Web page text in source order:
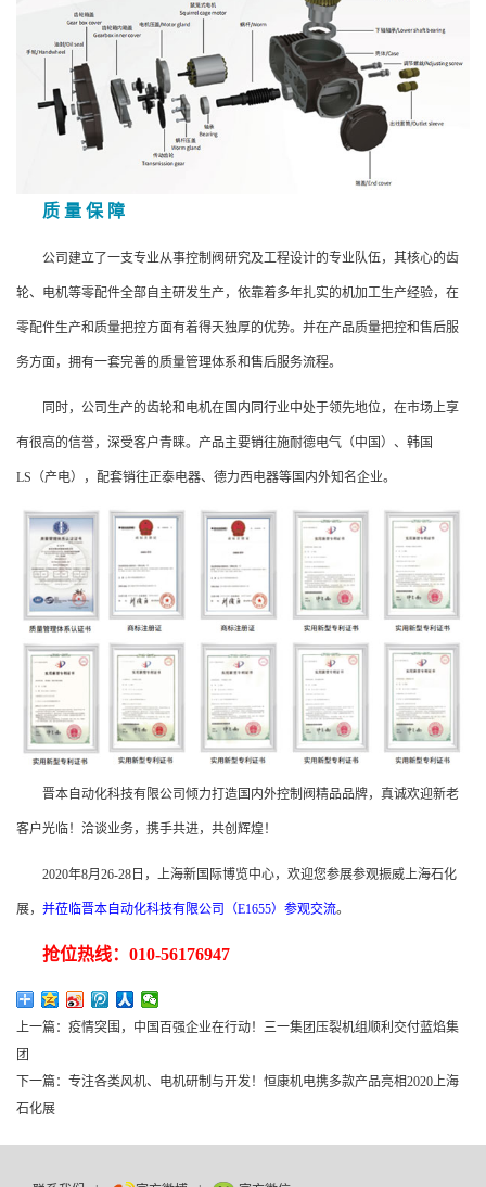
质 量 保 障
公司建立了一支专业从事控制阀研究及工程设计的专业队伍，其核心的齿
轮、电机等零配件全部自主研发生产，依靠着多年扎实的机加工生产经验，在
零配件生产和质量把控方面有着得天独厚的优势。并在产品质量把控和售后服
务方面，拥有一套完善的质量管理体系和售后服务流程。
同时，公司生产的齿轮和电机在国内同行业中处于领先地位，在市场上享
有很高的信誉，深受客户青睐。产品主要销往施耐德电气（中国）、韩国
LS（产电），配套销往正泰电器、德力西电器等国内外知名企业。
晋本自动化科技有限公司倾力打造国内外控制阀精品品牌，真诚欢迎新老
客户光临！洽谈业务，携手共进，共创辉煌！
2020年8月26-28日，上海新国际博览中心，欢迎您参展参观振威上海石化
展， 并莅临晋本自动化科技有限公司（E1655）参观交流。
抢位热线：010-56176947
上一篇： 疫情突围，中国百强企业在行动！三一集团压裂机组顺利交付蓝焰集
团
下一篇： 专注各类风机、电机研制与开发！恒康机电携多款产品亮相2020上海
石化展